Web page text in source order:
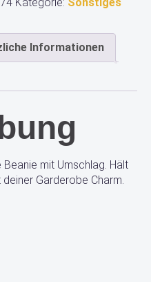
Informationen
mit Umschlag. Hält
Garderobe Charm.